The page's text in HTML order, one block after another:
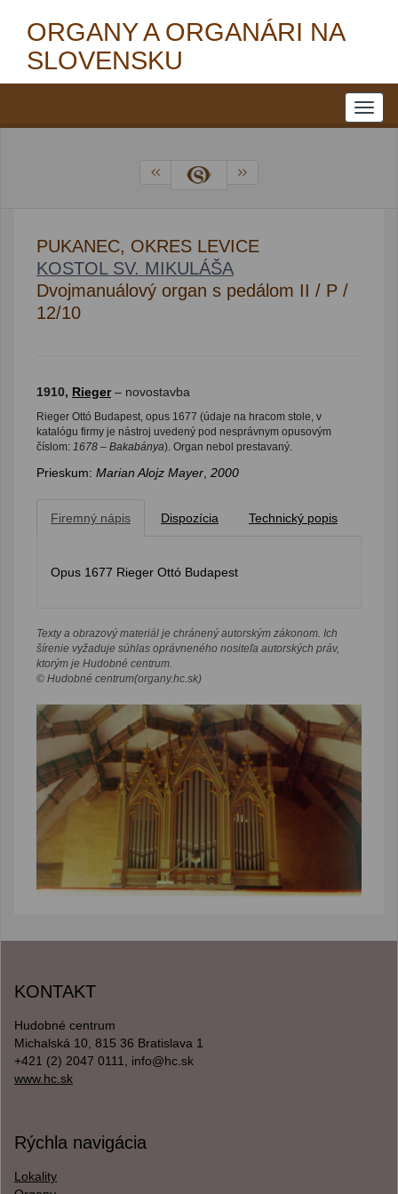
ORGANY A ORGANÁRI NA
SLOVENSKU
PUKANEC, OKRES LEVICE
KOSTOL SV. MIKULÁŠA
Dvojmanuálový organ s pedálom II / P /
12/10
1910, Rieger– novostavba
Rieger Ottó Budapest, opus 1677 (údaje na hracom stole, v
katalógu firmy je nástroj uvedený pod nesprávnym opusovým
číslom: 1678 – Bakabánya). Organ nebol prestavaný.
Prieskum: Marian Alojz Mayer 2000
Firemný nápis Dispozícia Technický popis
Opus 1677 Rieger Ottó Budapest
Texty a obrazový materiál je chránený autorským zákonom. Ich
šírenie vyžaduje súhlas oprávneného nositeľa autorských práv,
ktorým je Hudobné centrum.
© Hudobné centrum(organy.hc.sk)
KONTAKT
Hudobné centrum
Michalská 10, 815 36 Bratislava 1
+421 (2) 2047 0111, info@hc.sk
www.hc.sk
Rýchla navigácia
Lokality